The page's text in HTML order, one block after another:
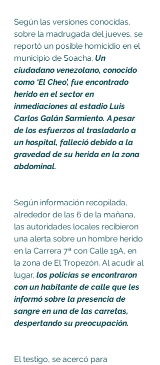
Según las versiones conocidas,
sobre la madrugada del jueves, se
reportó un posible homicidio en el
municipio de Soacha. Un
ciudadano venezolano, conocido
como ‘El Cheo’, fue encontrado
herido en el sector en
inmediaciones al estadio Luis
Carlos Galán Sarmiento. A pesar
de los esfuerzos al trasladarlo a
un hospital, falleció debido a la
gravedad de su herida en la zona
abdominal.
Según información recopilada,
alrededor de las 6 de la mañana,
las autoridades locales recibieron
una alerta sobre un hombre herido
en la Carrera 7ª con Calle 19A, en
la zona de El Tropezón. Al acudir al
lugar, los policías se encontraron
con un habitante de calle que les
informó sobre la presencia de
sangre en una de las carretas,
despertando su preocupación.
El testigo, se acercó para